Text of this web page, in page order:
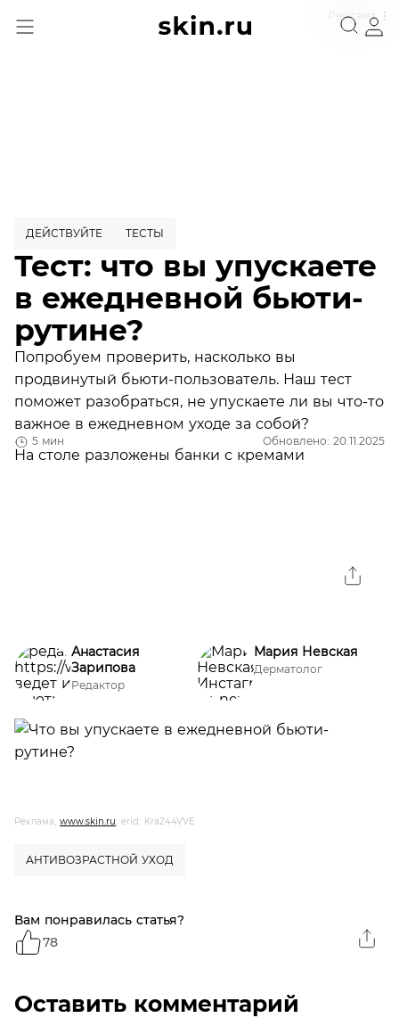
Реклама
5 мин Обновлено: 20.11.2025
ДЕЙСТВУЙТЕ ТЕСТЫ
Тест: что вы упускаете
в ежедневной бьюти-
рутине?
Попробуем проверить, насколько вы
продвинутый бьюти-пользователь. Наш тест
поможет разобраться, не упускаете ли вы что-то
важное в ежедневном уходе за собой?
Анастасия
Зарипова
Редактор
Мария Невская
Дерматолог
Реклама, www.skin.ru, erid: Kra244VVE
АНТИВОЗРАСТНОЙ УХОД
Вам понравилась статья?
78
Оставить комментарий